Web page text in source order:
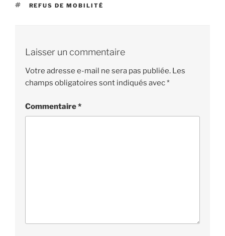
ÉTIQUETTES
REFUS DE MOBILITÉ
Laisser un commentaire
Votre adresse e-mail ne sera pas publiée. Les
champs obligatoires sont indiqués avec*
Commentaire*